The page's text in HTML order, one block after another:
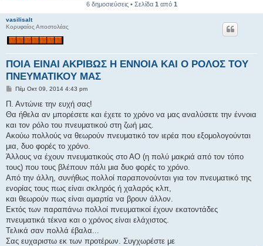
6 δημοσιεύσεις • Σελίδα 1 από 1
vasilisalt
Κορυφαίος Αποστολέας
ΠΟΙΑ ΕΙΝΑΙ ΑΚΡΙΒΩΣ Η ΕΝΝΟΙΑ ΚΑΙ Ο ΡΟΛΟΣ ΤΟΥ
ΠΝΕΥΜΑΤΙΚΟΥ ΜΑΣ
Δ
σ
ί
υ
σ
Πέμ Οκτ 09, 2014 4:43 pm
Π. Αντώνιε την ευχή σας!
Θα ήθελα αν μπορέσετε και έχετε το χρόνο να μας αναλύσετε την έννοια
και τον ρόλο του πνευματικού στη ζωή μας.
Ακούω πολλούς να θεωρούν πνευματικό τον ιερέα που εξομολογούνται
μια, δυο φορές το χρόνο.
Άλλους να έχουν πνευματικούς στο ΑΟ (η πολύ μακριά από τον τόπο
τους) που τους βλέπουν πάλι μια δυο φορές το χρόνο.
Από την άλλη, συνήθως πολλοί παραπονούνται για τον πνευματικό της
ενορίας τους πως είναι σκληρός ή χαλαρός κλπ,
και θεωρούν πως είναι αμαρτία να βρουν άλλον.
Εκτός των παραπάνω πολλοί πνευματικοί έχουν εκατοντάδες
πνευματικά τέκνα και ο χρόνος είναι ελάχιστος.
Τελικά σαν πολλά έβαλα...
Σας ευχαριστω εκ των προτέρων. Συγχωρέστε με